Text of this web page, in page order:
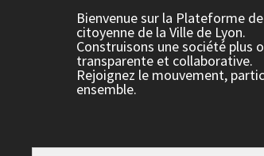
Bienvenue sur la Plateforme
citoyenne de la Ville de Lyon.
Construisons une société plus
transparente et collaborative.
Rejoignez le mouvement,
ensemble.